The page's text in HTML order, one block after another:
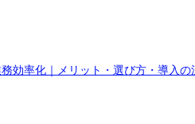
効率化｜メリット・選び方・導入の